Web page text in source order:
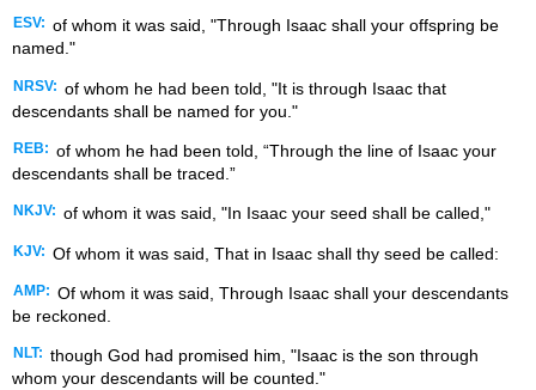
ESV: of whom it was said, "Through Isaac shall your offspring be
named."
NRSV: of whom he had been told, "It is through Isaac that
descendants shall be named for you."
REB: of whom he had been told, “Through the line of Isaac your
descendants shall be traced.”
NKJV: of whom it was said, "In Isaac your seed shall be called,"
KJV: Of whom it was said, That in Isaac shall thy seed be called:
AMP: Of whom it was said, Through Isaac shall your descendants
be reckoned.
NLT: though God had promised him, "Isaac is the son through
whom your descendants will be counted."